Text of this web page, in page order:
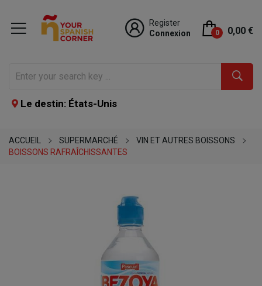
Register
Connexion
0 0,00 €
Le destin: États-Unis
ACCUEIL SUPERMARCHÉ
VIN ET AUTRES BOISSONS
BOISSONS RAFRAÎCHISSANTES